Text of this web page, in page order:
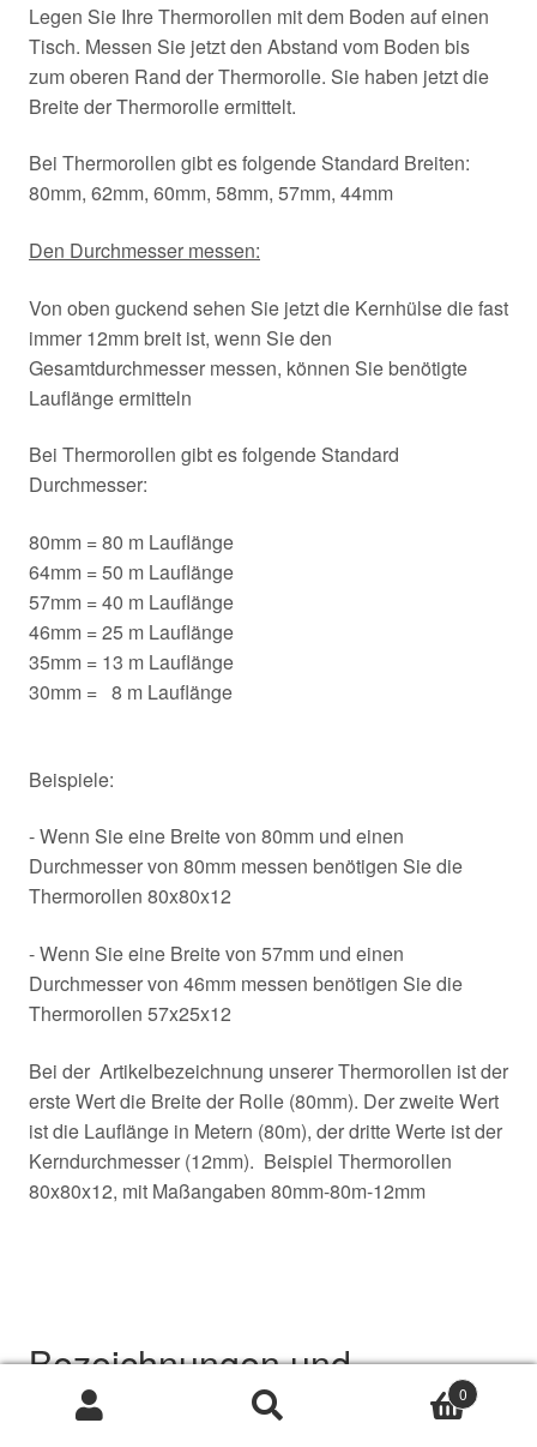
Legen Sie Ihre Thermorollen mit dem Boden auf einen
Tisch. Messen Sie jetzt den Abstand vom Boden bis
zum oberen Rand der Thermorolle. Sie haben jetzt die
Breite der Thermorolle ermittelt.
Bei Thermorollen gibt es folgende Standard Breiten:
80mm, 62mm, 60mm, 58mm, 57mm, 44mm
Den Durchmesser messen:
Von oben guckend sehen Sie jetzt die Kernhülse die fast
immer 12mm breit ist, wenn Sie den
Gesamtdurchmesser messen, können Sie benötigte
Lauflänge ermitteln
Bei Thermorollen gibt es folgende Standard
Durchmesser:
80mm = 80 m Lauflänge
64mm = 50 m Lauflänge
57mm = 40 m Lauflänge
46mm = 25 m Lauflänge
35mm = 13 m Lauflänge
30mm = 8 m Lauflänge
Beispiele:
- Wenn Sie eine Breite von 80mm und einen
Durchmesser von 80mm messen benötigen Sie die
Thermorollen 80x80x12
- Wenn Sie eine Breite von 57mm und einen
Durchmesser von 46mm messen benötigen Sie die
Thermorollen 57x25x12
Bei der Artikelbezeichnung unserer Thermorollen ist der
erste Wert die Breite der Rolle (80mm). Der zweite Wert
ist die Lauflänge in Metern (80m), der dritte Werte ist der
Kerndurchmesser (12mm). Beispiel Thermorollen
80x80x12, mit Maßangaben 80mm-80m-12mm
Bezeichnungen und
klassifizierung von
0